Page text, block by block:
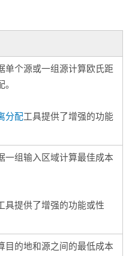
单个源或一组源计算欧氏距
分配工具提供了增强的功能
一组输入区域计算最佳成本
具提供了增强的功能或性
目的地和源之间的最低成本